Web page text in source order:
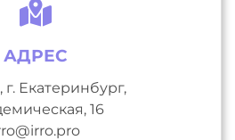
АДРЕС
г. Екатеринбург,
16